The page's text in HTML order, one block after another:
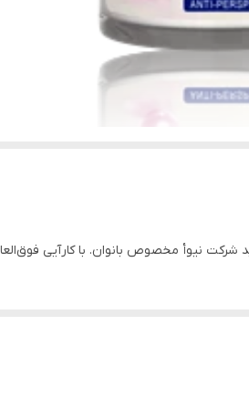
شرکت نیوأ مخصوص بانوان. با کارآیی